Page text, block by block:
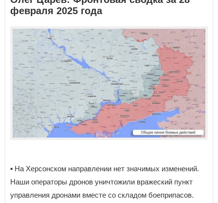
февраля 2025 года
▪️ На Херсонском направлении нет значимых изменений.
Наши операторы дронов уничтожили вражеский пункт
управления дронами вместе со складом боеприпасов.